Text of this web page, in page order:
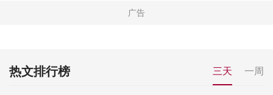
热文排行榜 三天 一周